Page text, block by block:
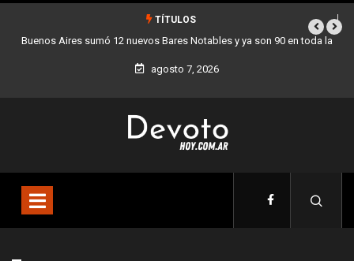
TÍTULOS
Buenos Aires sumó 12 nuevos Bares Notables y ya son 90 en toda la
Ciudad
agosto 7, 2026